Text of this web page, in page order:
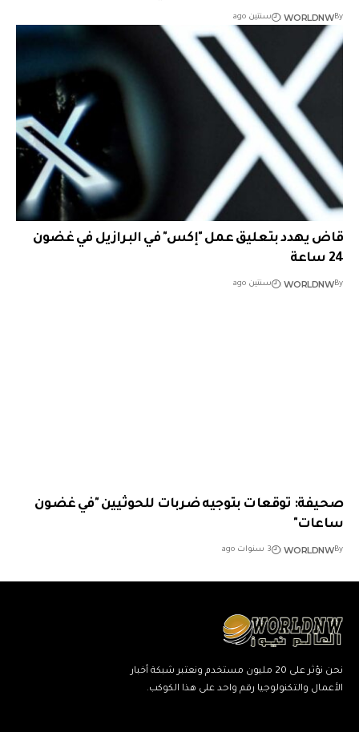
By
WORLDNW سنتين ago
قاض يهدد بتعليق عمل "إكس" في البرازيل في غضون
24 ساعة
By
WORLDNW سنتين ago
صحيفة: توقعات بتوجيه ضربات للحوثيين "في غضون
ساعات"
By
WORLDNW 3 سنوات ago
نحن نؤثر على 20 مليون مستخدم ونعتبر شبكة أخبار
الأعمال والتكنولوجيا رقم واحد على هذا الكوكب.